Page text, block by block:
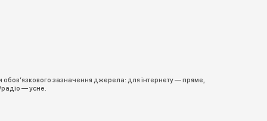
зазначення джерела: для інтернету — пряме,
— усне.